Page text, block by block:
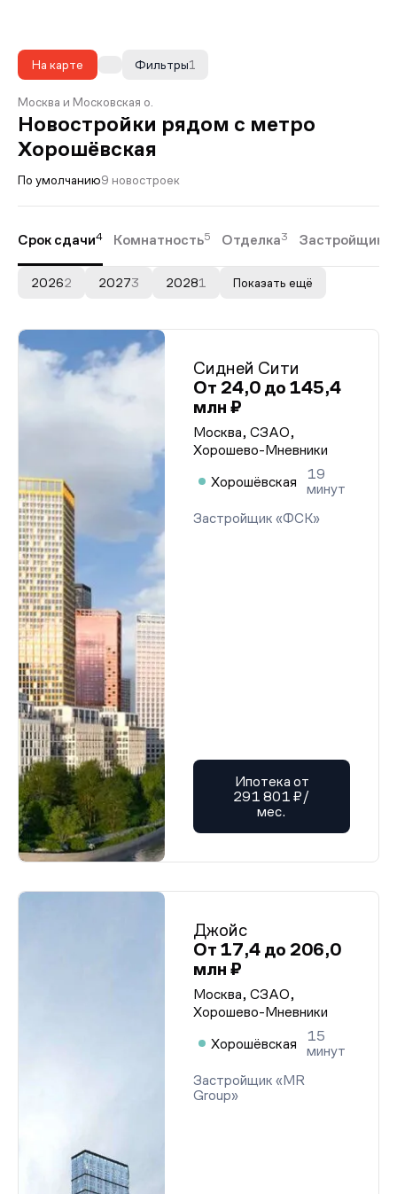
На карте 1
Фильтры
Москва и Московская о.
Новостройки рядом с метро
Хорошёвская
По умолчанию9 новостроек
Срок сдачи4 Комнатность5 Отделка3 Застройщики
20262 20273 20281 Показать ещё
Сидней Сити
От 24,0 до 145,4
млн ₽
Москва, СЗАО,
Хорошево-Мневники
Хорошёвская
19
минут
Застройщик «ФСК»
Ипотека от
291 801 ₽/
мес.
Джойс
От 17,4 до 206,0
млн ₽
Москва, СЗАО,
Хорошево-Мневники
Хорошёвская
15
минут
Застройщик «MR
Group»